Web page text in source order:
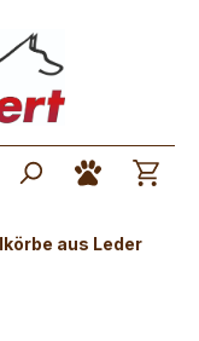
aus Leder